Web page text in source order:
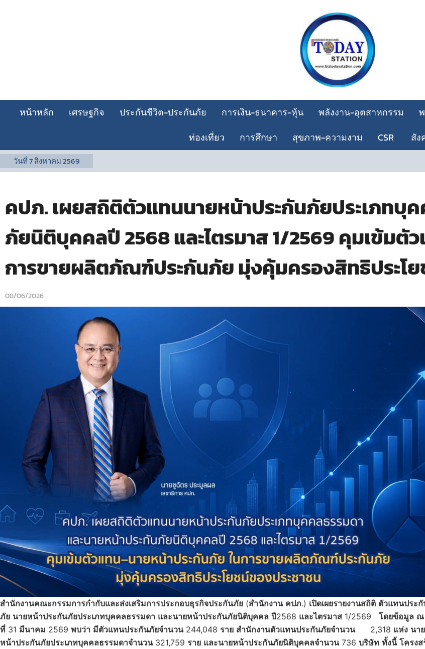
หน้าหลัก เศรษฐกิจ ประกันชีวิต-ประกันภัย การเงิน-ธนาคาร-หุ้น พลังงาน-อุตสาหกรรม
ท่องเที่ยว
การศึกษา สุขภาพ-ความงาม CSR สัง
วันที่7 สิงหาคม 2569
คปภ. เผยสถิติตัวแทนนายหน้าประกันภัยประเภทบุ
ภัยนิติบุคคลปี 2568 และไตรมาส 1/2569 คุมเข้มตั
การขายผลิตภัณฑ์ประกันภัย มุ่งคุ้มครองสิทธิประโ
08/06/2026
สำนักงานคณะกรรมการกำกับและส่งเสริมการประกอบธุรกิจประกันภัย (สำนักงาน คปภ.) เปิดเผยรายงานสถิติ ตัวแทนประ
ภัย นายหน้าประกันภัยประเภทบุคคลธรรมดา และนายหน้าประกันภัยนิติบุคคล ปี2568 และไตรมาส 1/2569 โดยข้อมูล ณ
ที่ 31 มีนาคม 2569 พบว่า มีตัวแทนประกันภัยจำนวน244,048 ราย สำนักงานตัวแทนประกันภัยจำนวน2,318 แห่ง นาย
หน้าประกันภัยประเภทบุคคลธรรมดาจำนวน321,759 ราย และนายหน้าประกันภัยนิติบุคคลจำนวน736 บริษัท ทั้งนี้ โครงส